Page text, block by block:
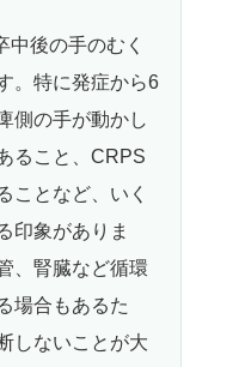
後の手のむく
。特に発症から6
側の手が動かし
ること、CRPS
ことなど、いく
印象がありま
、腎臓など循環
場合もあるた
しないことが大